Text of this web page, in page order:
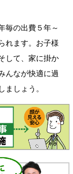
毎の出費５年～
れます。お子様
して、家に掛か
んなが快適に過
しょう。